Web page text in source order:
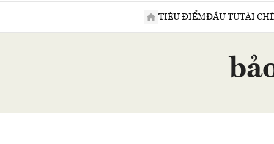
TIÊU ĐIỂMĐẦU TƯTÀI